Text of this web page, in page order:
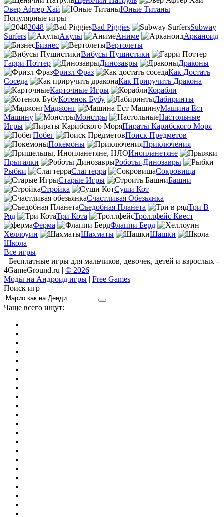
Эвер Афтер Хай
Юные Титаны
Популярные игры
2048
Bad Piggies
Subway
Surfers
Акулы Аниме
Арканоид
Бизнес
Вертолеты
Вибусы Пушистики
Гарри Поттер
Динозавры
Драконы
Фризл Фраз
Как Достать
Соседа
Как Приручить Дракона
Карточные Игры
Корабли
Котенок Бубу
Лабиринты
Маджонг
Машина Ест
Машину
Монстры
Настольные
Игры
Пираты Карибского Моря
Побег
Поиск Предметов
Покемоны
Приключения
Инопланетяне
Прыгалки
Роботы-Динозавры
Рыбки
Слагтерра
Сокровища
Старые Игры
Башни
Стройка
Суши Кот
Счастливая Обезьянка
Съедобная Планета
Три В
Ряд
Три Кота
Троллфейс Квест
Ферма
Флаппи Берд
Хеллоуин
Шахматы
Шашки
Школа
Все игры
Бесплатные игры для мальчиков, девочек, детей и взрослых -
4GameGround.ru | © 2026
Моды на Андроид игры | Free Games
Поиск игр
Чаще всего ищут: